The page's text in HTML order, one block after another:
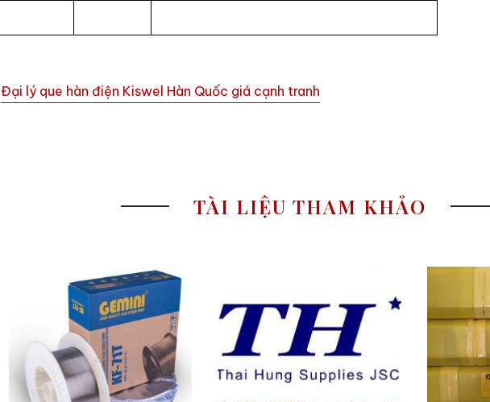
Đại lý que hàn điện Kiswel Hàn Quốc giá cạnh tranh
TÀI LIỆU THAM KHẢO